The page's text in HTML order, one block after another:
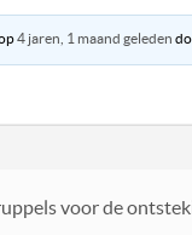
4 jaren, 1 maand geleden
voor de